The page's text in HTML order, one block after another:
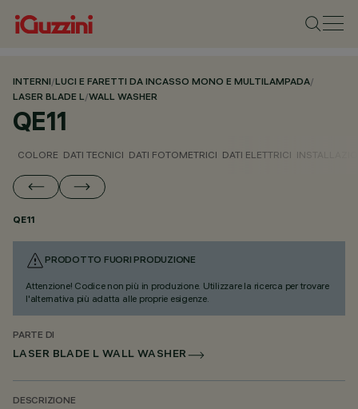
INTERNI/LUCI E FARETTI DA INCASSO MONO E MULTILAMPADA/
LASER BLADE L/WALL WASHER
QE11
COLORE DATI TECNICI DATI FOTOMETRICI DATI ELETTRICI
QE11
PRODOTTO FUORI PRODUZIONE
Attenzione! Codice non più in produzione. Utilizzare la ricerca per trovare
l'alternativa più adatta alle proprie esigenze.
PARTE DI
LASER BLADE L WALL WASHER
DESCRIZIONE